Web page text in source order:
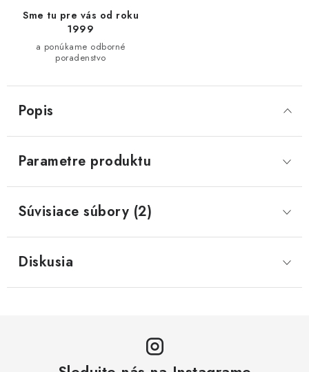
Sme tu pre vás od roku
1999
a ponúkame odborné
poradenstvo
Popis
Parametre produktu
Súvisiace súbory (2)
Diskusia